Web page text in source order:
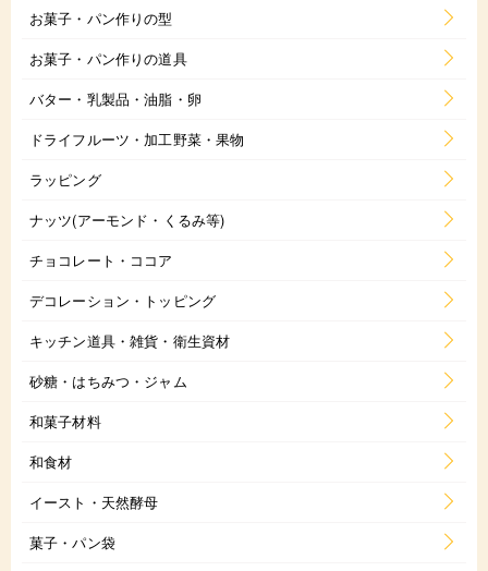
お菓子・パン作りの型
お菓子・パン作りの道具
バター・乳製品・油脂・卵
ドライフルーツ・加工野菜・果物
ラッピング
ナッツ(アーモンド・くるみ等)
チョコレート・ココア
デコレーション・トッピング
キッチン道具・雑貨・衛生資材
砂糖・はちみつ・ジャム
和菓子材料
和食材
イースト・天然酵母
菓子・パン袋